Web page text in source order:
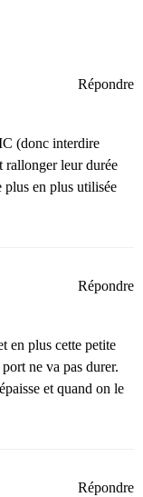
(donc interdire
rallonger leur durée
plus en plus utilisée
Répondre
en plus cette petite
ne va pas durer.
et quand on le
Répondre
Répondre